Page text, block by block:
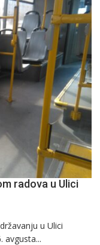
radova u Ulici
u Ulici
avgusta...